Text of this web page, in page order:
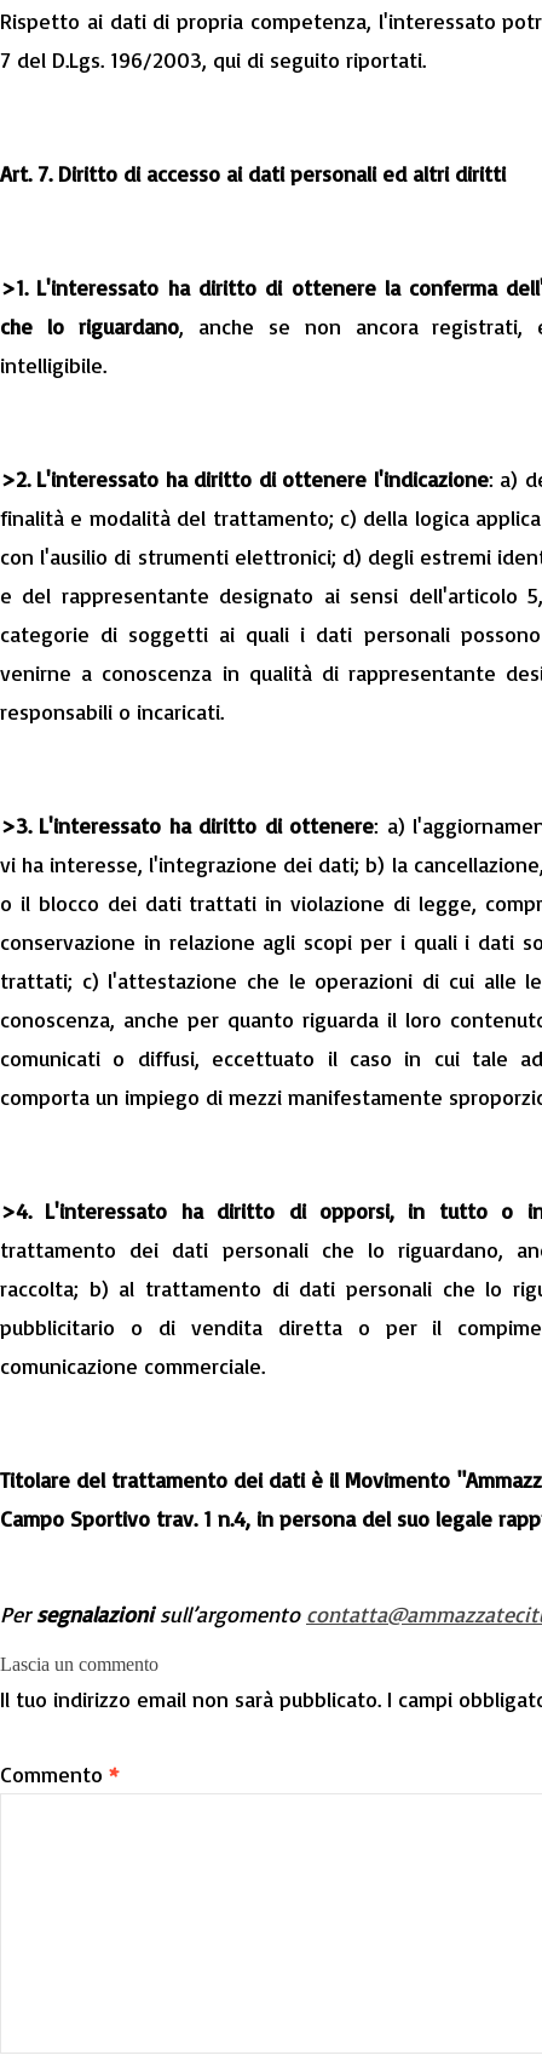
Rispetto ai dati di propria competenza, l'interessato
7 del D.Lgs. 196/2003, qui di seguito riportati.
Art. 7. Diritto di accesso ai dati personali ed altri diritti
>1. L'interessato ha diritto di ottenere la conferma
che lo riguardano, anche se non ancora registrati,
intelligibile.
>2. L'interessato ha diritto di ottenere l'indicazione: a)
finalità e modalità del trattamento; c) della logica
con l'ausilio di strumenti elettronici; d) degli estremi
e del rappresentante designato ai sensi dell'articolo
categorie di soggetti ai quali i dati personali
venirne a conoscenza in qualità di rappresentante
responsabili o incaricati.
>3. L'interessato ha diritto di ottenere: a)
vi ha interesse, l'integrazione dei dati; b) la
o il blocco dei dati trattati in violazione di legge,
conservazione in relazione agli scopi per i quali i dati
trattati; c) l'attestazione che le operazioni di cui alle
conoscenza, anche per quanto riguarda il loro
comunicati o diffusi, eccettuato il caso in cui tale
comporta un impiego di mezzi manifestamente
>4. L'interessato ha diritto di opporsi, in tutto o
trattamento dei dati personali che lo riguardano,
raccolta; b) al trattamento di dati personali che lo
pubblicitario o di vendita diretta o per il
comunicazione commerciale.
Titolare del trattamento dei dati è il Movimento
Campo Sportivo trav. 1 n.4, in persona del suo legale
Persegnalazionisull’argomento
Lascia un commento
Il tuo indirizzo email non sarà pubblicato. I campi
Commento *